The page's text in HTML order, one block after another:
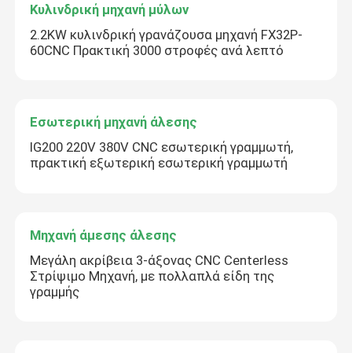
Κυλινδρική μηχανή μύλων
2.2KW κυλινδρική γρανάζουσα μηχανή FX32P-
60CNC Πρακτική 3000 στροφές ανά λεπτό
Εσωτερική μηχανή άλεσης
IG200 220V 380V CNC εσωτερική γραμμωτή,
πρακτική εξωτερική εσωτερική γραμμωτή
Μηχανή άμεσης άλεσης
Μεγάλη ακρίβεια 3-άξονας CNC Centerless
Στρίψιμο Μηχανή, με πολλαπλά είδη της
γραμμής